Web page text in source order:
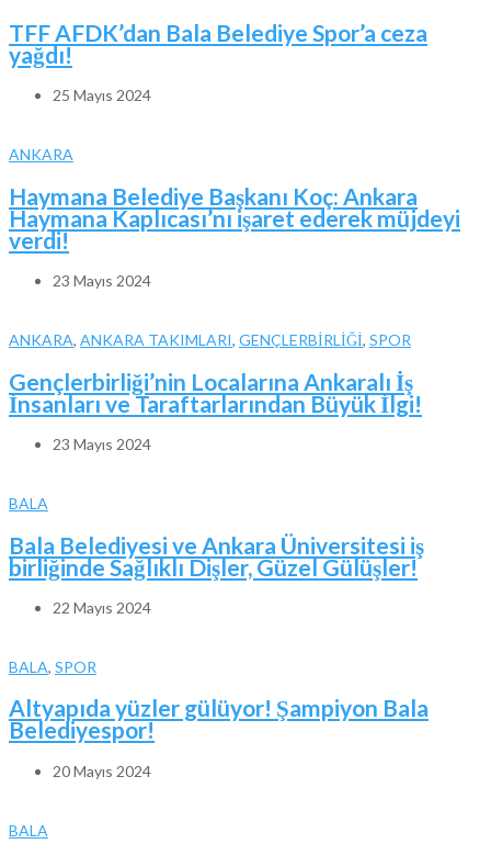
TFF AFDK’dan Bala Belediye Spor’a ceza
yağdı!
25 Mayıs 2024
ANKARA
Haymana Belediye Başkanı Koç: Ankara
Haymana Kaplıcası’nı işaret ederek müjdeyi
verdi!
23 Mayıs 2024
ANKARA, ANKARA TAKIMLARI, GENÇLERBİRLİĞİ, SPOR
Gençlerbirliği’nin Localarına Ankaralı İş
İnsanları ve Taraftarlarından Büyük İlgi!
23 Mayıs 2024
BALA
Bala Belediyesi ve Ankara Üniversitesi iş
birliğinde Sağlıklı Dişler, Güzel Gülüşler!
22 Mayıs 2024
BALA, SPOR
Altyapıda yüzler gülüyor! Şampiyon Bala
Belediyespor!
20 Mayıs 2024
BALA